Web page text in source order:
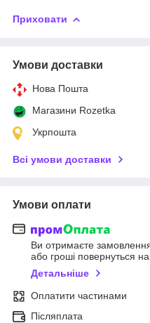
Приховати
Умови доставки
Нова Пошта
Магазини Rozetka
Укрпошта
Всі умови доставки
Умови оплати
Ви отримаєте
або гроші повернуться
Детальніше
Оплатити частинами
Післяплата